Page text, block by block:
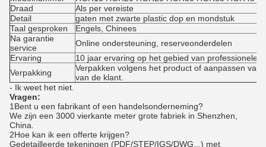
Draad
Als per vereiste
Detail
gaten met zwarte plastic dop en mondstuk
Taal gesproken
Engels, Chinees
Na garantie
service
Online ondersteuning, reserveonderdelen
Ervaring
10 jaar ervaring op het gebied van professionele
Verpakking
Verpakken volgens het product of aanpassen van
van de klant.
- Ik weet het niet.
Vragen:
1Bent u een fabrikant of een handelsonderneming?
We zijn een 3000 vierkante meter grote fabriek in Shenzhen,
China.
2Hoe kan ik een offerte krijgen?
Gedetailleerde tekeningen (PDF/STEP/IGS/DWG...) met